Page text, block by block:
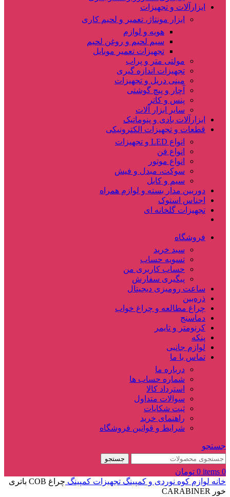
ابزارآلات و تجهیزات
ابزار مونتاژ، تعمیر و لحیم کاری
هویه و لوازم
سیم لحیم و روغن لحیم
تجهیزات تعمیر موبایل
مولتی متر و پراب
تجهیزات اندازه گیری
مینی دریل و تجهیزات
آچار و پیچ گوشتی
پنس و کاتر
سایر ابزار آلات
ابزارآلات بادی و پنوماتیک
قطعات و تجهیزات الکترونیکی
انواع LED و تجهیزات
انواع فن
انواع موتور
سوکت، مبدل و فیش
سیم و کابل
دوربین مدار بسته و لوازم همراه
اجناس استوک
تجهیزات گلخانه ای
فروشگاه
سبد خرید
تسویه حساب
حساب کاربری من
پیگیری سفارش
ساعت‌ رومیزی دیجیتال
ذره‌بین‌
چراغ مطالعه و چراغ خواب
دماسنج‌
کرنومتر و تایمر
پنکه
لوازم جانبی
تماس با ما
درباره ما
شماره حساب ها
استرداد کالا
سوالات متداول
ثبت شکایات
راهنمای خرید
شرایط و قوانین فروشگاه
جستجو
جستجو
0
items
0 تومان
خانه لوازم کوه نوردی و کمپینگ تجهیزات کمپینگ
چراغ COB باتری
خور CARABINER